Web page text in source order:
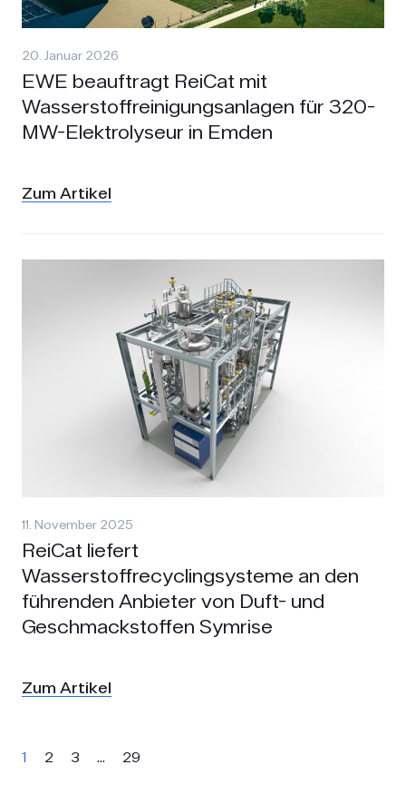
20. Januar 2026
EWE beauftragt ReiCat mit
Wasserstoffreinigungsanlagen für 320-
MW-Elektrolyseur in Emden
Zum Artikel
11. November 2025
ReiCat liefert
Wasserstoffrecyclingsysteme an den
führenden Anbieter von Duft- und
Geschmackstoffen Symrise
Zum Artikel
1 2 3 … 29